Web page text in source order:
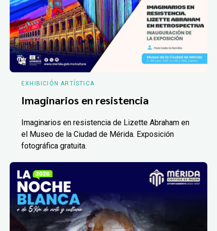
EXHIBICIÓN ARTÍSTICA
Imaginarios en resistencia
Imaginarios en resistencia de Lizette Abraham en
el Museo de la Ciudad de Mérida. Exposición
fotográfica gratuita.